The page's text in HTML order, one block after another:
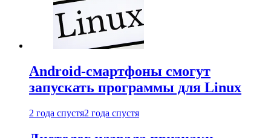
Android-смартфоны смогут
запускать программы для Linux
2 года спустя2 года спустя